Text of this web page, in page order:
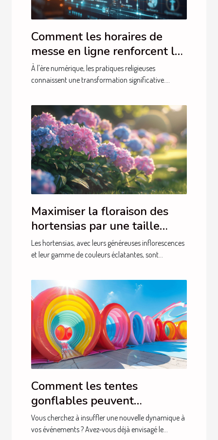
Comment les horaires de
messe en ligne renforcent la
foi communautaire
À l'ère numérique, les pratiques religieuses
connaissent une transformation significative....
Maximiser la floraison des
hortensias par une taille
adéquate
Les hortensias, avec leurs généreuses inflorescences
et leur gamme de couleurs éclatantes, sont...
Comment les tentes
gonflables peuvent
dynamiser vos événements
Vous cherchez à insuffler une nouvelle dynamique à
vos événements ? Avez-vous déjà envisagé le...